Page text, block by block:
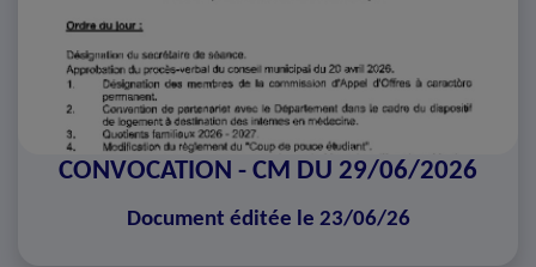
CONVOCATION - CM DU 29/06/2026
Document éditée le 23/06/26